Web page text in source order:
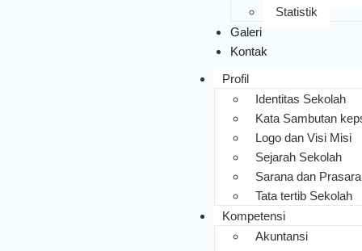
Statistik
Galeri
Kontak
Profil
Identitas Sekolah
Kata Sambutan
Logo dan Visi Misi
Sejarah Sekolah
Sarana dan
Tata tertib Sekolah
Kompetensi
Akuntansi